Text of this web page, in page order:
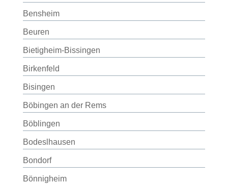
Bensheim
Beuren
Bietigheim-Bissingen
Birkenfeld
Bisingen
Böbingen an der Rems
Böblingen
Bodeslhausen
Bondorf
Bönnigheim